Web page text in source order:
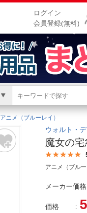
ログイン
会員登録(無料)
アニメ（ブルーレイ）
ウォルト・
魔女の宅
アニメ（ブルー
メーカー価
価格